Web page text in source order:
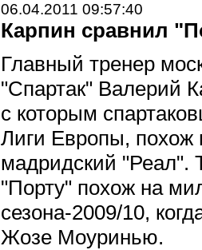
06.04.2011 09:57:40
Карпин сравнил
Главный тренер
"Спартак" Валерий
с которым
Лиги Европы, похож
мадридский "Реал".
"Порту" похож на
сезона-2009/10,
Жозе Моуринью.